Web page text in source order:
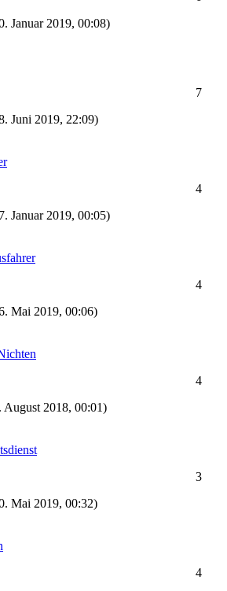
Januar 2019, 00:08)
Juni 2019, 22:09)
7
Januar 2019, 00:05)
4
Mai 2019, 00:06)
4
August 2018, 00:01)
4
Mai 2019, 00:32)
3
4